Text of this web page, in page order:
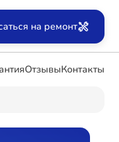
на ремонт
ОтзывыКонтакты